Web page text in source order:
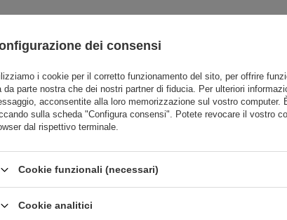
HEX in ghisa con
dei consensi
i cookie per il corretto funzionamento del sito, per offrire
da parte nostra che dei nostri partner di fiducia. Per ulteriori
acconsentite alla loro memorizzazione sul vostro
sulla scheda "Configura consensi". Potete revocare il vostro
dal rispettivo terminale.
Cookie funzionali (necessari)
Cookie analitici